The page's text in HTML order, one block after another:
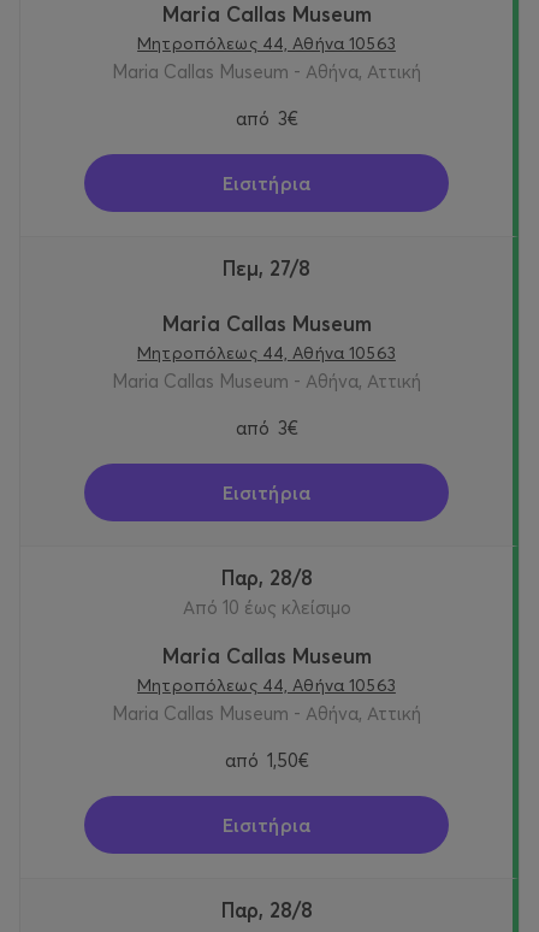
Maria Callas Museum
Μητροπόλεως 44, Αθήνα 10563
Maria Callas Museum - Αθήνα, Αττική
από 3€
Εισιτήρια
Πεμ, 27/8
Maria Callas Museum
Μητροπόλεως 44, Αθήνα 10563
Maria Callas Museum - Αθήνα, Αττική
από 3€
Εισιτήρια
Παρ, 28/8
Από 10 έως κλείσιμο
Maria Callas Museum
Μητροπόλεως 44, Αθήνα 10563
Maria Callas Museum - Αθήνα, Αττική
από 1,50€
Εισιτήρια
Παρ, 28/8